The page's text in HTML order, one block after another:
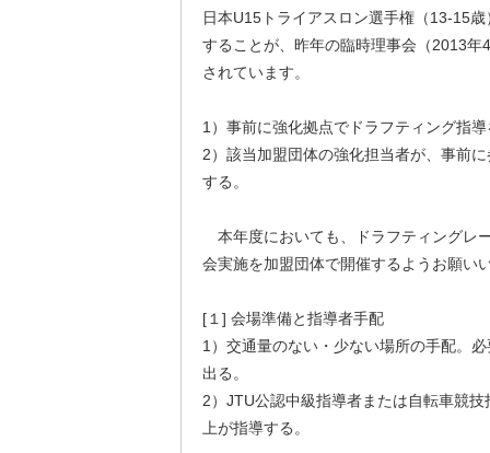
日本U15トライアスロン選手権（13-15
することが、昨年の臨時理事会（2013年
されています。
1）事前に強化拠点でドラフティング指
2）該当加盟団体の強化担当者が、事前
する。
本年度においても、ドラフティングレ
会実施を加盟団体で開催するようお願い
[１] 会場準備と指導者手配
1）交通量のない・少ない場所の手配。
出る。
2）JTU公認中級指導者または自転車競
上が指導する。